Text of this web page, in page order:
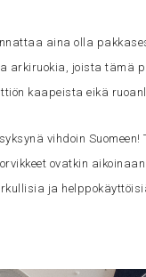
aina olla
joista tämä
kaapeista eikä
vihdoin
ovatkin
ja